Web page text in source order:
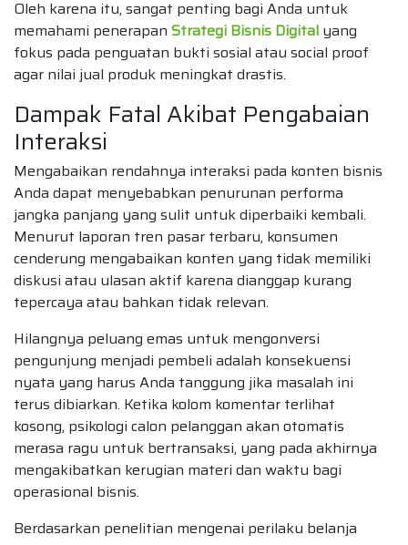
Oleh karena itu, sangat penting bagi Anda untuk
memahami penerapan Strategi Bisnis Digital yang
fokus pada penguatan bukti sosial atau social proof
agar nilai jual produk meningkat drastis.
Dampak Fatal Akibat Pengabaian
Interaksi
Mengabaikan rendahnya interaksi pada konten bisnis
Anda dapat menyebabkan penurunan performa
jangka panjang yang sulit untuk diperbaiki kembali.
Menurut laporan tren pasar terbaru, konsumen
cenderung mengabaikan konten yang tidak memiliki
diskusi atau ulasan aktif karena dianggap kurang
tepercaya atau bahkan tidak relevan.
Hilangnya peluang emas untuk mengonversi
pengunjung menjadi pembeli adalah konsekuensi
nyata yang harus Anda tanggung jika masalah ini
terus dibiarkan. Ketika kolom komentar terlihat
kosong, psikologi calon pelanggan akan otomatis
merasa ragu untuk bertransaksi, yang pada akhirnya
mengakibatkan kerugian materi dan waktu bagi
operasional bisnis.
Berdasarkan penelitian mengenai perilaku belanja